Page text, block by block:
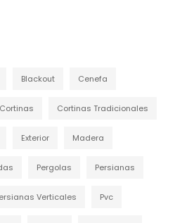
Blackout Cenefa
Cortinas Cortinas Tradicionales
Exterior Madera
Pergolas Persianas
Verticales Pvc